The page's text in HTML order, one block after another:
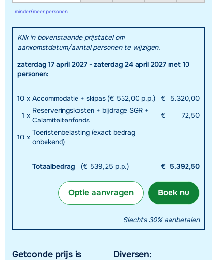
minder/meer personen
Klik in bovenstaande prijstabel om
aankomstdatum/aantal personen te wijzigen.
zaterdag 17 april 2027 - zaterdag 24 april 2027 met 10
personen:
10 x Accommodatie + skipas (€ 532,00 p.p.) €
5.320,00
1 x
Reserveringskosten + bijdrage SGR +
Calamiteitenfonds
€ 72,50
10 x
Toeristenbelasting (exact bedrag
onbekend)
Totaalbedrag (€ 539,25 p.p.) € 5.392,50
Boek nu
Optie aanvragen
Slechts 30% aanbetalen
Getoonde prijs is
Diversen: